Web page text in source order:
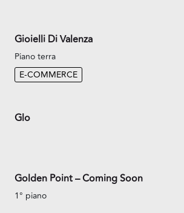
Gioielli Di Valenza
Piano terra
E-COMMERCE
Glo
Golden Point – Coming Soon
1° piano